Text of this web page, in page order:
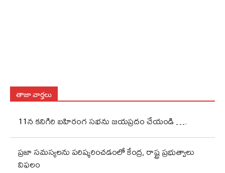
తాజా వార్తలు
11న కనిగిరి బహిరంగ సభను జయప్రదం చేయండి ….
ప్రజా సమస్యలను పరిష్కరించడంలో కేంద్ర, రాష్ట్ర ప్రభుత్వాలు
విఫలం